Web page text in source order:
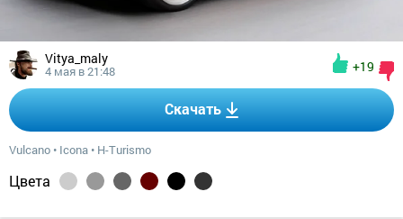
Vitya_maly
4 мая в 21:48 +19
Скачать
Vulcano • Icona • Н-Turismo
Цвета